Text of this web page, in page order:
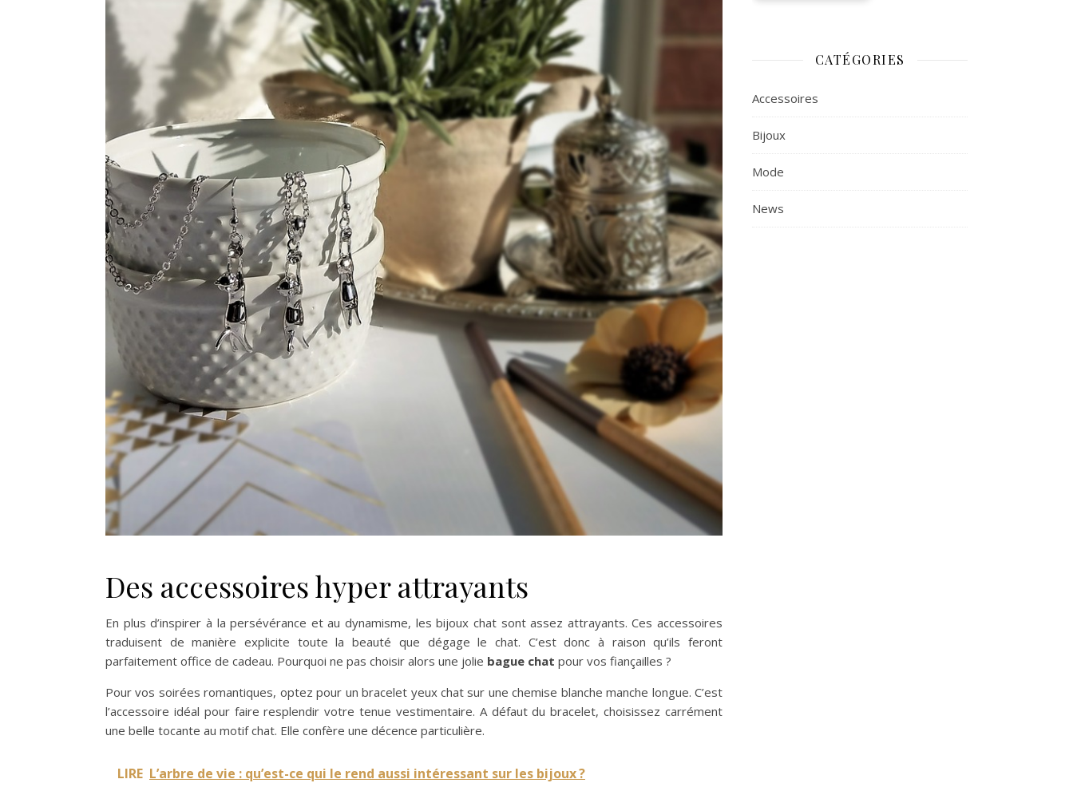
Des accessoires hyper attrayants
En plus d’inspirer à la persévérance et au dynamisme, les bijoux chat sont assez attrayants. Ces accessoires
traduisent de manière explicite toute la beauté que dégage le chat. C’est donc à raison qu’ils feront
parfaitement office de cadeau. Pourquoi ne pas choisir alors une jolie bague chat pour vos fiançailles ?
Pour vos soirées romantiques, optez pour un bracelet yeux chat sur une chemise blanche manche longue. C’est
l’accessoire idéal pour faire resplendir votre tenue vestimentaire. A défaut du bracelet, choisissez carrément
une belle tocante au motif chat. Elle confère une décence particulière.
LIRE L’arbre de vie : qu’est-ce qui le rend aussi intéressant sur les bijoux ?
CATÉGORIES
Accessoires
Bijoux
Mode
News